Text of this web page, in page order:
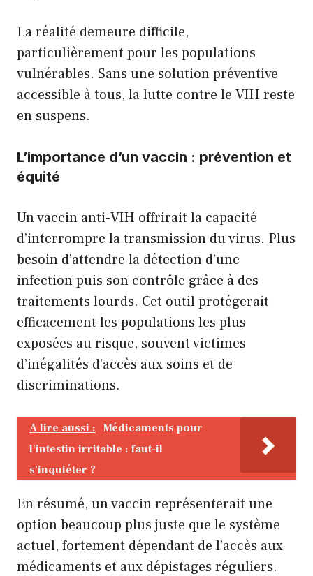
La réalité demeure difficile,
particulièrement pour les populations
vulnérables. Sans une solution préventive
accessible à tous, la lutte contre le VIH reste
en suspens.
L’importance d’un vaccin : prévention et
équité
Un vaccin anti-VIH offrirait la capacité
d’interrompre la transmission du virus. Plus
besoin d’attendre la détection d’une
infection puis son contrôle grâce à des
traitements lourds. Cet outil protégerait
efficacement les populations les plus
exposées au risque, souvent victimes
d’inégalités d’accès aux soins et de
discriminations.
A lire aussi : Médicaments pour
l'intestin irritable : faut-il
s'inquiéter ?
En résumé, un vaccin représenterait une
option beaucoup plus juste que le système
actuel, fortement dépendant de l’accès aux
médicaments et aux dépistages réguliers.